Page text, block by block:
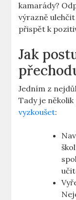
kamarády?
výrazně
přispět k
Jak
Jedním z
Tady je
vyzkoušet: